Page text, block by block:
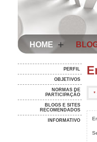
HOME +
PERFIL
OBJETIVOS
NORMAS DE
PARTICIPAÇÃO
BLOGS E SITES
RECOMENDADOS
INFORMATIVO
*